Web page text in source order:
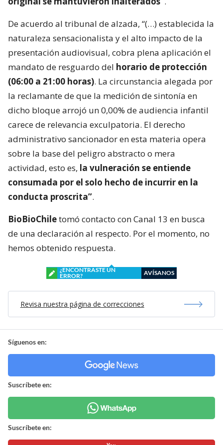
De acuerdo al tribunal de alzada, “(…) establecida la
naturaleza sensacionalista y el alto impacto de la
presentación audiovisual, cobra plena aplicación el
mandato de resguardo del horario de protección
(06:00 a 21:00 horas). La circunstancia alegada por
la reclamante de que la medición de sintonía en
dicho bloque arrojó un 0,00% de audiencia infantil
carece de relevancia exculpatoria. El derecho
administrativo sancionador en esta materia opera
sobre la base del peligro abstracto o mera
actividad, esto es, la vulneración se entiende
consumada por el solo hecho de incurrir en la
conducta proscrita”.
BioBioChiletomó contacto con Canal 13 en busca
de una declaración al respecto. Por el momento, no
hemos obtenido respuesta.
¿ENCONTRASTE UN
ERROR?
AVÍSANOS
Revisa nuestra página de correcciones
Síguenos en:
Suscríbete en:
Suscríbete en: